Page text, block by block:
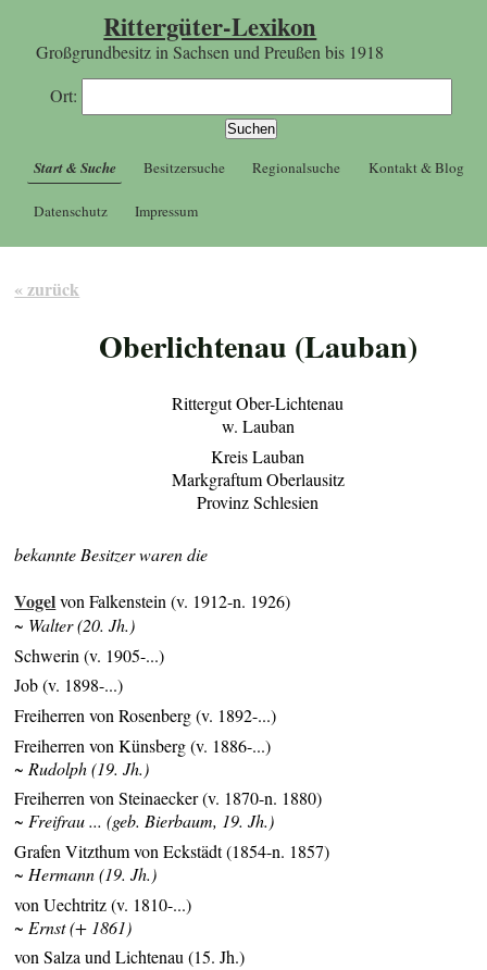
Rittergüter-Lexikon
Großgrundbesitz in Sachsen und Preußen bis 1918
Ort:
Start & Suche Besitzersuche Regionalsuche Kontakt & Blog
Datenschutz Impressum
« zurück
Oberlichtenau (Lauban)
Rittergut Ober-Lichtenau
w. Lauban
Kreis Lauban
Markgraftum Oberlausitz
Provinz Schlesien
bekannte Besitzer waren die
Vogelvon Falkenstein (v. 1912-n. 1926)
~ Walter (20. Jh.)
Schwerin (v. 1905-...)
Job (v. 1898-...)
Freiherren von Rosenberg (v. 1892-...)
Freiherren von Künsberg (v. 1886-...)
~ Rudolph (19. Jh.)
Freiherren von Steinaecker (v. 1870-n. 1880)
~ Freifrau ... (geb. Bierbaum, 19. Jh.)
Grafen Vitzthum von Eckstädt (1854-n. 1857)
~ Hermann (19. Jh.)
von Uechtritz (v. 1810-...)
~ Ernst (+ 1861)
von Salza und Lichtenau (15. Jh.)